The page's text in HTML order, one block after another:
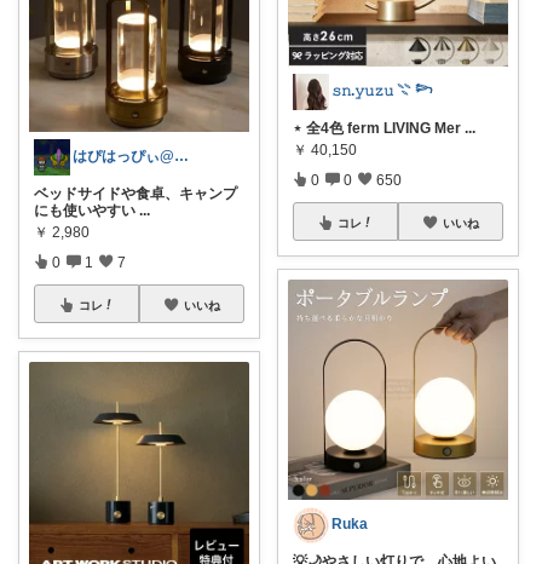
はぴはっぴぃ@7/1ご購入感謝！！
ベッドサイドや食卓、キャンプ
にも使いやすい ...
￥ 2,980
0 1 7
コレ いいね
𝚜𝚗.𝚢𝚞𝚣𝚞 𓇢 𓆸
⋆ 全4色 ferm LIVING Mer ...
￥ 40,150
0 0 650
コレ いいね
Ruka